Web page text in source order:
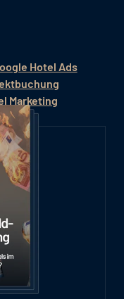
Hotel Ads
Marketing